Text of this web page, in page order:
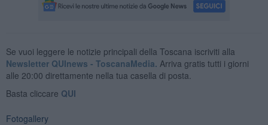
Se vuoi leggere le notizie principali della Toscana iscriviti alla
Newsletter QUInews - ToscanaMedia. Arriva gratis tutti i giorni
alle 20:00 direttamente nella tua casella di posta.
Basta cliccare QUI
Fotogallery